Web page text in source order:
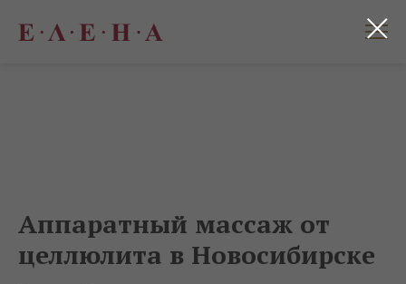
Аппаратный массаж от
целлюлита в Новосибирске